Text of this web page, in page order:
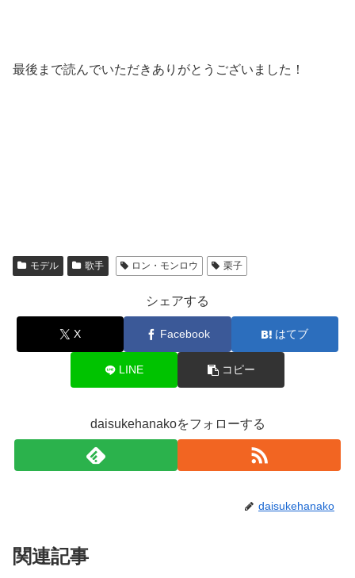
最後まで読んでいただきありがとうございました！
モデル 歌手 ロン・モンロウ 栗子
シェアする
X Facebook はてブ
LINE コピー
daisukehanakoをフォローする
daisukehanako
関連記事